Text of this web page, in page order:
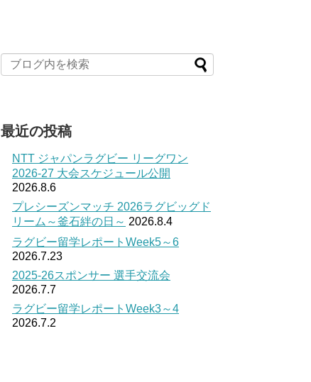
最近の投稿
NTT ジャパンラグビー リーグワン
2026-27 大会スケジュール公開
2026.8.6
プレシーズンマッチ 2026ラグビッグド
リーム～釜石絆の日～ 2026.8.4
ラグビー留学レポートWeek5～6
2026.7.23
2025-26スポンサー 選手交流会
2026.7.7
ラグビー留学レポートWeek3～4
2026.7.2